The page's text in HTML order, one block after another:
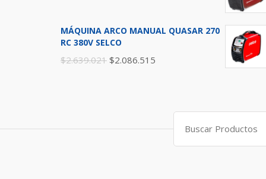
MÁQUINA ARCO MANUAL QUASAR 270
RC 380V SELCO
$2.639.021 $2.086.515
Search
for: